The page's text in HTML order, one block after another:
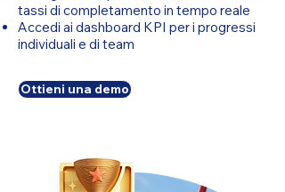
tassi di completamento in tempo reale
Accedi ai dashboard KPI per i progressi
individuali e di team
Ottieni una demo